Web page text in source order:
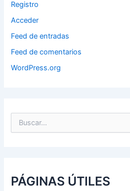
Registro
Acceder
Feed de entradas
Feed de comentarios
WordPress.org
p
oPÁGINAS ÚTILES